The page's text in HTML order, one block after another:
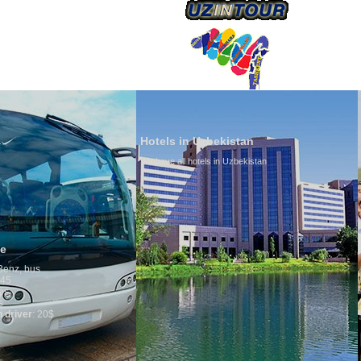
Hotels in Uzbekistan
We have all hotels in Uzbekistan
Culture of Uzbekistan
By nature Uzbeks prefer a
is why migration and
any influence on population
general, the level of the
growth is very high. In the
marriages is significantly high
percentage of divorce cases
in the world. According to
family is regarded as